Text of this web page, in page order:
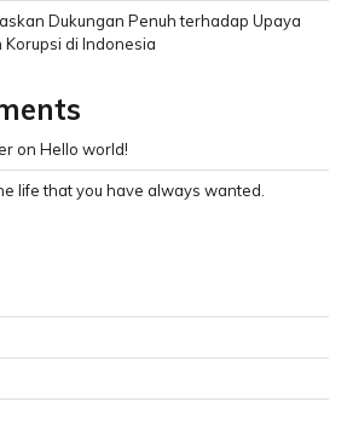
Dukungan Penuh terhadap Upaya
di Indonesia
on Hello world!
life that you have always wanted.